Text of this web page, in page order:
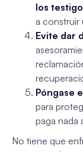
los
a construir
Evite dar
Póngase
para
paga nada
No tiene que